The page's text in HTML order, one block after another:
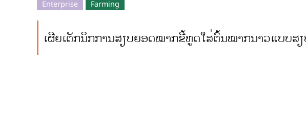
Enterprise
Farming
ເຜີຍເຕັກນິກການສຽບຍອດໝາກຂີ້ຫູດໃສ່ຕົ້ນໝາກນາວແບບສ